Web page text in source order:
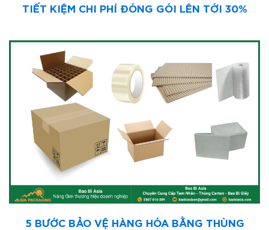
TIẾT KIỆM CHI PHÍ ĐÓNG GÓI LÊN TỚI 30%
5 BƯỚC BẢO VỆ HÀNG HÓA BẰNG THÙNG